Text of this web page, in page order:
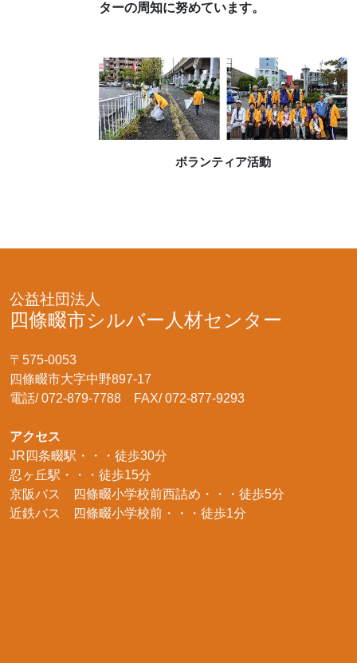
ターの周知に努めています。
ボランティア活動
公益社団法人
四條畷市シルバー人材センター
〒575-0053
四條畷市大字中野897-17
電話/ 072-879-7788 FAX/ 072-877-9293
アクセス
JR四条畷駅・・・徒歩30分
忍ヶ丘駅・・・徒歩15分
京阪バス 四條畷小学校前西詰め・・・徒歩5分
近鉄バス 四條畷小学校前・・・徒歩1分